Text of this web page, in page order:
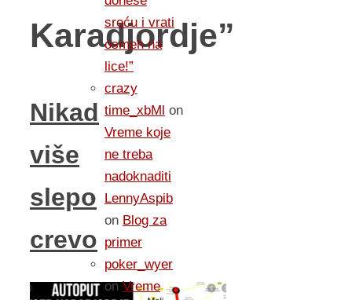
Karadjordje”
Nikad
više
slepo
crevo
sreću i vrati
osmeh na
lice!”
crazy
time_xbMl on
Vreme koje
ne treba
nadoknaditi
LennyAspib
on Blog za
primer
poker_wyer
onVreme